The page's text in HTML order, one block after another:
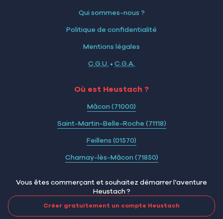
Qui sommes-nous ?
Politique de confidentialité
Mentions légales
C.G.U. • C.G.A.
Où est Heustach ?
Mâcon (71000)
Saint-Martin-Belle-Roche (71118)
Feillens (01570)
Charnay-lès-Mâcon (71850)
Vous êtes commerçant et souhaitez démarrer l’aventure
Heustach ?
Créer gratuitement un compte Heustach